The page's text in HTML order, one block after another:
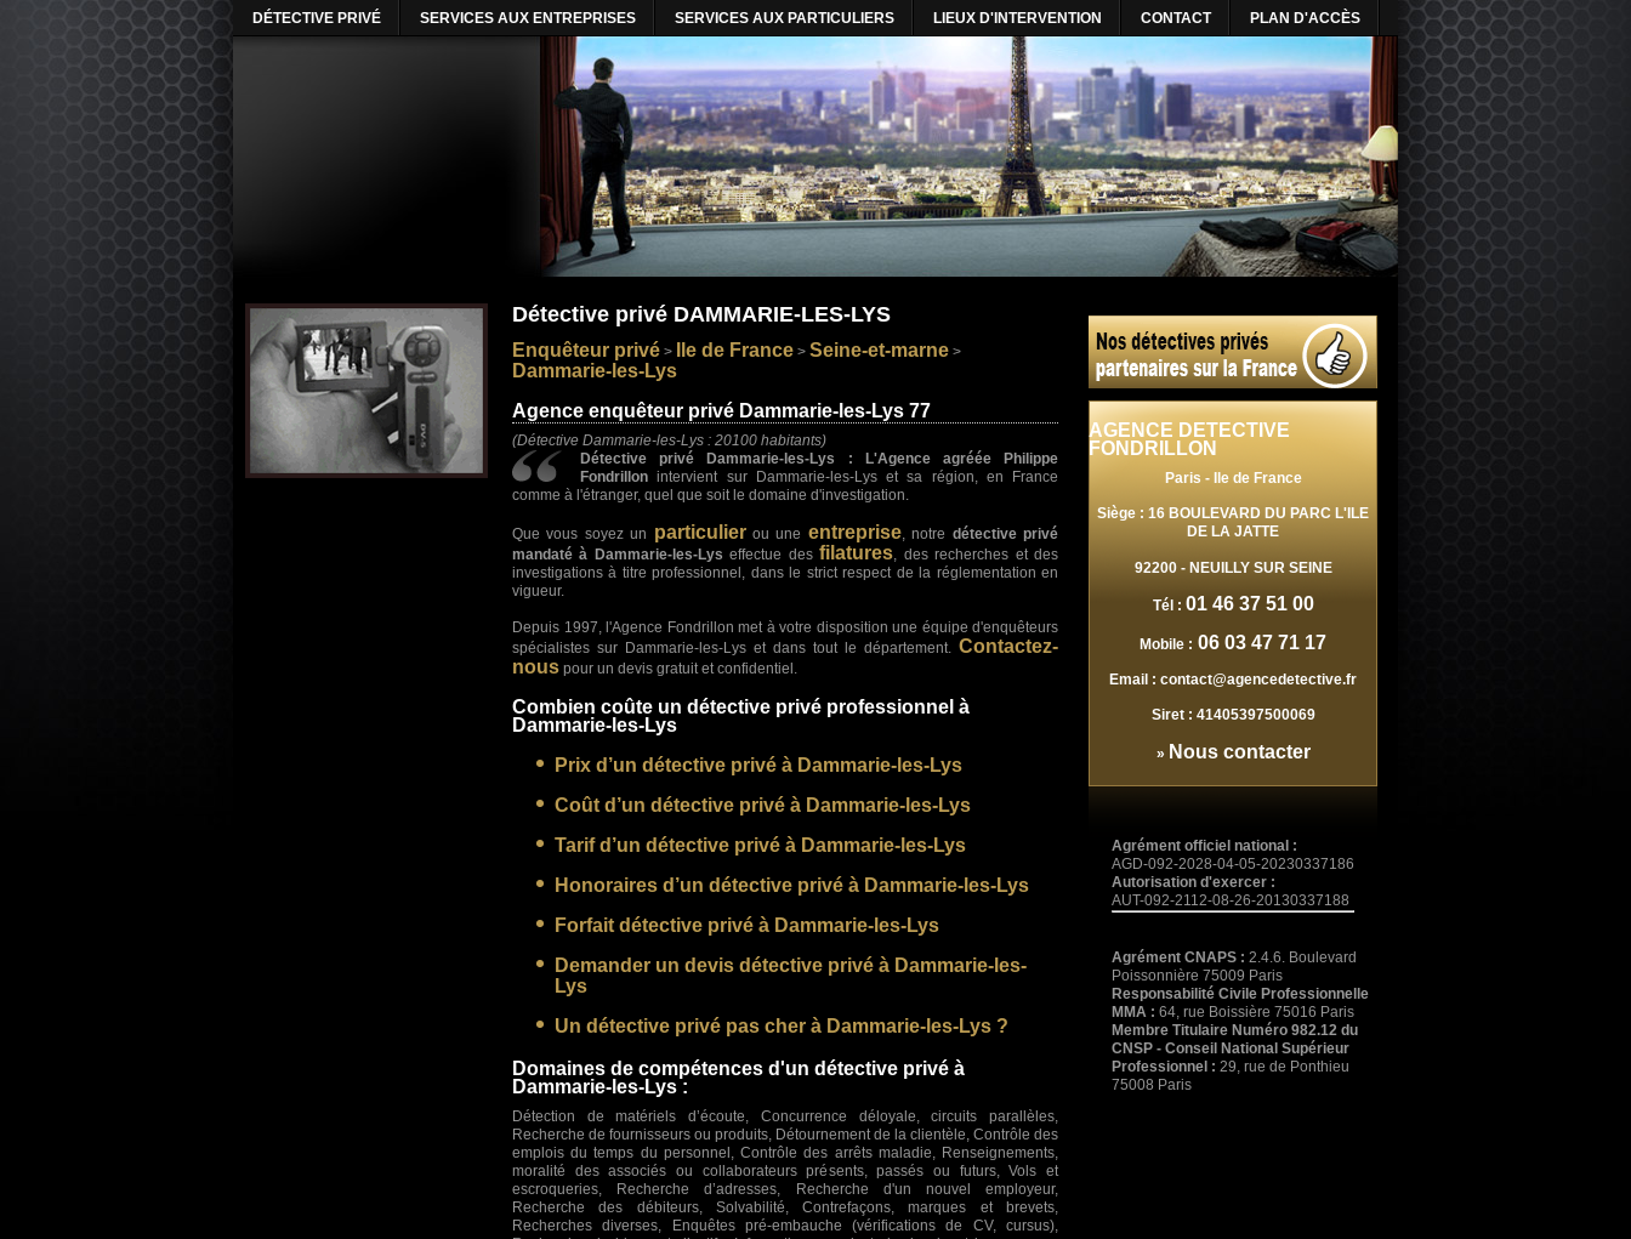
DÉTECTIVE PRIVÉ SERVICES AUX ENTREPRISES SERVICES AUX PARTICULIERS LIEUX D'INTERVENTION CONTACT PLAN D'ACCÈS
Détective privé DAMMARIE-LES-LYS
Enquêteur privé > Ile de France > Seine-et-marne >
Dammarie-les-Lys
Agence enquêteur privé Dammarie-les-Lys 77
(Détective Dammarie-les-Lys : 20100 habitants)
Détective privé Dammarie-les-Lys : L'Agence agréée Philippe
Fondrillon intervient sur Dammarie-les-Lys et sa région, en France
comme à l'étranger, quel que soit le domaine d'investigation.
Que vous soyez un particulierou une entreprise, notre détective privé
mandaté à Dammarie-les-Lys effectue desfilatures, des recherches et des
investigations à titre professionnel, dans le strict respect de la réglementation en
vigueur.
Depuis 1997, l'Agence Fondrillon met à votre disposition une équipe d'enquêteurs
spécialistes sur Dammarie-les-Lys et dans tout le département. Contactez-
nous pour un devis gratuit et confidentiel.
Combien coûte un détective privé professionnel à
Dammarie-les-Lys
Prix d’un détective privé à Dammarie-les-Lys
Coût d’un détective privé à Dammarie-les-Lys
Tarif d’un détective privé à Dammarie-les-Lys
Honoraires d’un détective privé à Dammarie-les-Lys
Forfait détective privé à Dammarie-les-Lys
Demander un devis détective privé à Dammarie-les-
Lys
Un détective privé pas cher à Dammarie-les-Lys ?
Domaines de compétences d'un détective privé à
Dammarie-les-Lys :
Détection de matériels d’écoute, Concurrence déloyale, circuits parallèles,
Recherche de fournisseurs ou produits, Détournement de la clientèle, Contrôle des
emplois du temps du personnel, Contrôle des arrêts maladie, Renseignements,
moralité des associés ou collaborateurs présents, passés ou futurs, Vols et
escroqueries, Recherche d’adresses, Recherche d'un nouvel employeur,
Recherche des débiteurs, Solvabilité, Contrefaçons, marques et brevets,
Recherches diverses, Enquêtes pré-embauche (vérifications de CV, cursus),
AGENCE DETECTIVE
FONDRILLON
Paris - Ile de France
Siège : 16 BOULEVARD DU PARC L'ILE
DE LA JATTE
92200- NEUILLY SUR SEINE
Tél : 01 46 37 51 00
Mobile : 06 03 47 71 17
Email : contact@agencedetective.fr
Siret : 41405397500069
» Nous contacter
Agrément officiel national :
AGD-092-2028-04-05-20230337186
Autorisation d'exercer :
AUT-092-2112-08-26-20130337188
Agrément CNAPS : 2.4.6. Boulevard
Poissonnière 75009 Paris
Responsabilité Civile Professionnelle
MMA : 64, rue Boissière 75016 Paris
Membre Titulaire Numéro 982.12 du
CNSP - Conseil National Supérieur
Professionnel : 29, rue de Ponthieu
75008 Paris